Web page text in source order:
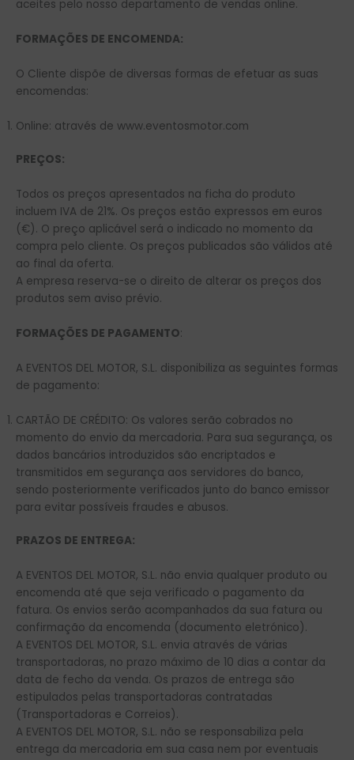
aceites pelo nosso departamento de vendas online.
FORMAÇÕES DE ENCOMENDA:
O Cliente dispõe de diversas formas de efetuar as suas
encomendas:
Online: através de www.eventosmotor.com
PREÇOS:
Todos os preços apresentados na ficha do produto
incluem IVA de 21%. Os preços estão expressos em euros
(€). O preço aplicável será o indicado no momento da
compra pelo cliente. Os preços publicados são válidos até
ao final da oferta.
A empresa reserva-se o direito de alterar os preços dos
produtos sem aviso prévio.
FORMAÇÕES DE PAGAMENTO:
A EVENTOS DEL MOTOR, S.L. disponibiliza as seguintes formas
de pagamento:
CARTÃO DE CRÉDITO: Os valores serão cobrados no
momento do envio da mercadoria. Para sua segurança, os
dados bancários introduzidos são encriptados e
transmitidos em segurança aos servidores do banco,
sendo posteriormente verificados junto do banco emissor
para evitar possíveis fraudes e abusos.
PRAZOS DE ENTREGA:
A EVENTOS DEL MOTOR, S.L. não envia qualquer produto ou
encomenda até que seja verificado o pagamento da
fatura. Os envios serão acompanhados da sua fatura ou
confirmação da encomenda (documento eletrónico).
A EVENTOS DEL MOTOR, S.L. envia através de várias
transportadoras, no prazo máximo de 10 dias a contar da
data de fecho da venda. Os prazos de entrega são
estipulados pelas transportadoras contratadas
(Transportadoras e Correios).
A EVENTOS DEL MOTOR, S.L. não se responsabiliza pela
entrega da mercadoria em sua casa nem por eventuais